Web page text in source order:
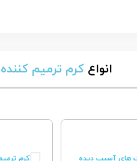
انواع کرم ترمیم کننده